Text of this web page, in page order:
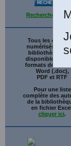
Recherche
Tous les
numérisés de
bibliothèque
disponibles en
formats de
Word (.doc),
PDF et RTF
Pour une liste
complète des
de la
en fichier
cliquer ici.